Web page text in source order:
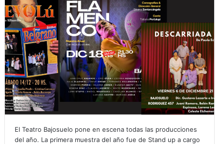
El Teatro Bajosuelo pone en escena todas las producciones
del año. La primera muestra del año fue de Stand up a cargo